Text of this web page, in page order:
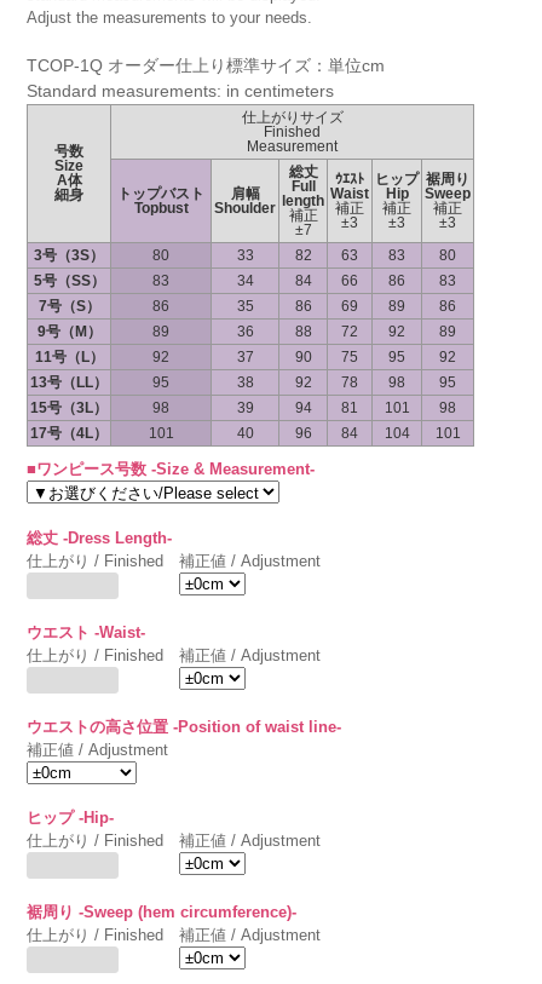
Adjust the measurements to your needs.
TCOP-1Q オーダー仕上り標準サイズ：単位cm
Standard measurements: in centimeters
号数
Size
A体
細身
仕上がりサイズ
Finished
Measurement
トップバスト
Topbust
肩幅
Shoulder
総丈
Full
length
補正
±7
ｳｴｽﾄ
Waist
補正
±3
ヒップ
Hip
補正
±3
裾周り
Sweep
補正
±3
3号（3S）
80 33 82 63 83
80
5号（SS）
83 34 84 66 86
83
7号（S）
86 35 86 69 89
86
9号（M）
89 36 88 72 92
89
11号（L）
92 37 90 75 95
92
13号（LL）
95 38 92 78 98
95
15号（3L）
98 39 94 81 101
98
17号（4L）
101 40 96 84 104 101
■ワンピース号数 -Size & Measurement-
総丈 -Dress Length-
仕上がり / Finished
補正値 / Adjustment
ウエスト -Waist-
仕上がり / Finished
補正値 / Adjustment
ウエストの高さ位置 -Position of waist line-
補正値 / Adjustment
ヒップ -Hip-
仕上がり / Finished
補正値 / Adjustment
裾周り -Sweep (hem circumference)-
仕上がり / Finished
補正値 / Adjustment